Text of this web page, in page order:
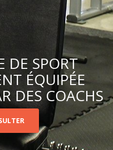
DE SPORT
ÉQUIPÉE
DES COACHS